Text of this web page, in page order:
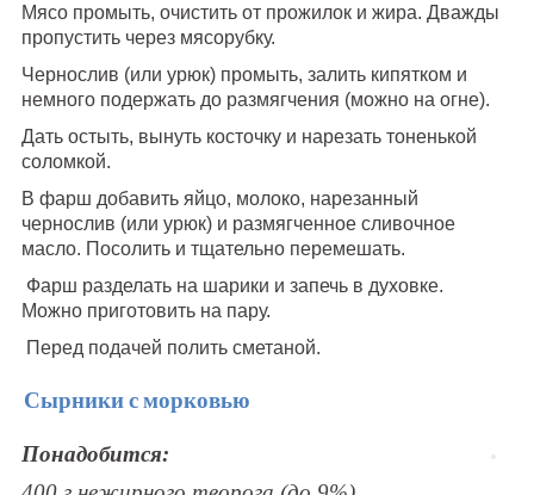
Мясо промыть, очистить от прожилок и жира. Дважды
пропустить через мясорубку.
Чернослив (или урюк) промыть, залить кипятком и
немного подержать до размягчения (можно на огне).
Дать остыть, вынуть косточку и нарезать тоненькой
соломкой.
В фарш добавить яйцо, молоко, нарезанный
чернослив (или урюк) и размягченное сливочное
масло. Посолить и тщательно перемешать.
Фарш разделать на шарики и запечь в духовке.
Можно приготовить на пару.
Перед подачей полить сметаной.
Сырники с морковью
Понадобится: